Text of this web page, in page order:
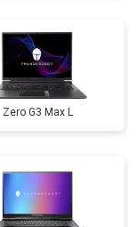
Zero G3 Max L